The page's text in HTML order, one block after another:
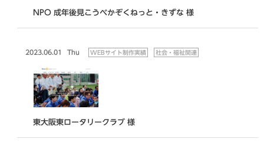
NPO 成年後見こうべかぞくねっと・きずな 様
2023.06.01 Thu WEBサイト制作実績 社会・福祉関連
東大阪東ロータリークラブ 様